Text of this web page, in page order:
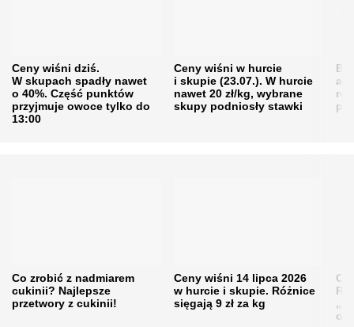
Ceny wiśni dziś.
W skupach spadły nawet
o 40%. Część punktów
przyjmuje owoce tylko do
13:00
Ceny wiśni w hurcie
i skupie (23.07.). W hurcie
nawet 20 zł/kg, wybrane
skupy podniosły stawki
Co zrobić z nadmiarem
cukinii? Najlepsze
przetwory z cukinii!
Ceny wiśni 14 lipca 2026
w hurcie i skupie. Różnice
sięgają 9 zł za kg